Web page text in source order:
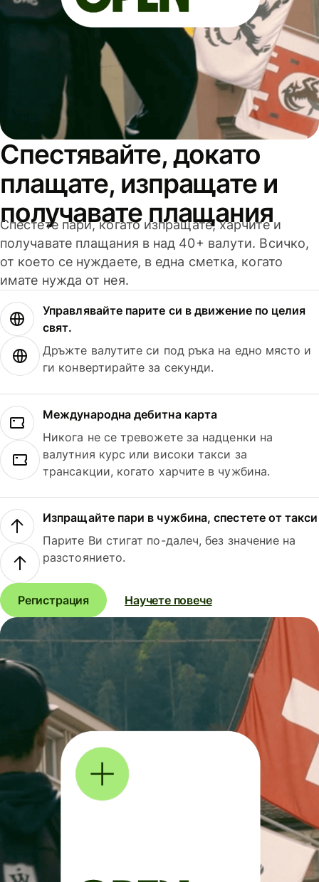
Спестявайте, докато
плащате, изпращате и
получавате плащания
Спестете пари, когато изпращате, харчите и
получавате плащания в над 40+ валути. Всичко,
от което се нуждаете, в една сметка, когато
имате нужда от нея.
Управлявайте парите си в движение по целия
свят.
Дръжте валутите си под ръка на едно място и
ги конвертирайте за секунди.
Международна дебитна карта
Никога не се тревожете за надценки на
валутния курс или високи такси за
трансакции, когато харчите в чужбина.
Изпращайте пари в чужбина, спестете от такси
Парите Ви стигат по-далеч, без значение на
разстоянието.
Регистрация Научете повече